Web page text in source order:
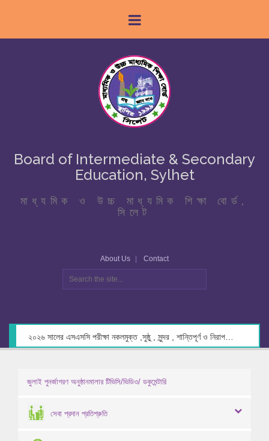
Board of Intermediate & Secondary
Education, Sylhet
মাধ্যমিক ও উচ্চ মাধ্যমিক শিক্ষা বোর্ড,
সিলেট
About Us Contact
জুলাই পুনর্জাগরণ অনুষ্ঠানমালার টিভিসি/ভিডিও/ ডকুমেন্টারি
সেবা প্রদান প্রতিশ্রুতি